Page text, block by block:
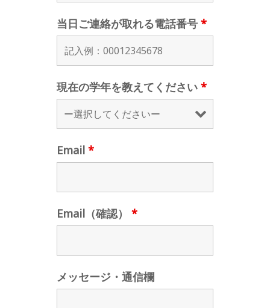
当日ご連絡が取れる電話番号 *
現在の学年を教えてください *
Email *
Email（確認） *
メッセージ・通信欄